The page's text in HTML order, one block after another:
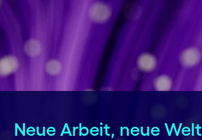
Neue Arbeit, neue Welt